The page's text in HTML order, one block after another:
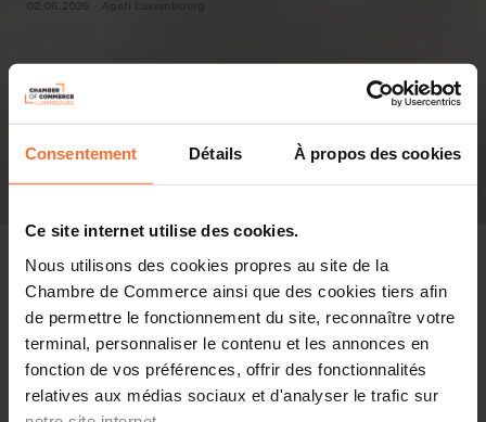
Consentement Détails À propos des cookies
Ce site internet utilise des cookies.
Nous utilisons des cookies propres au site de la
Chambre de Commerce ainsi que des cookies tiers afin
de permettre le fonctionnement du site, reconnaître votre
terminal, personnaliser le contenu et les annonces en
fonction de vos préférences, offrir des fonctionnalités
relatives aux médias sociaux et d'analyser le trafic sur
In the press
Share this article